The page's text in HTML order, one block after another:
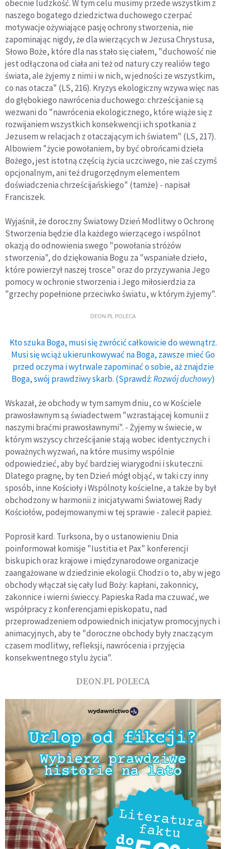
obecnie ludzkość. W tym celu musimy przede wszystkim z
naszego bogatego dziedzictwa duchowego czerpać
motywacje ożywiające pasję ochrony stworzenia, nie
zapominając nigdy, że dla wierzących w Jezusa Chrystusa,
Słowo Boże, które dla nas stało się ciałem, "duchowość nie
jest odłączona od ciała ani też od natury czy realiów tego
świata, ale żyjemy z nimi i w nich, w jedności ze wszystkim,
co nas otacza" (LS, 216). Kryzys ekologiczny wzywa więc nas
do głębokiego nawrócenia duchowego: chrześcijanie są
wezwani do "nawrócenia ekologicznego, które wiąże się z
rozwijaniem wszystkich konsekwencji ich spotkania z
Jezusem w relacjach z otaczającym ich światem" (LS, 217).
Albowiem "życie powołaniem, by być obrońcami dzieła
Bożego, jest istotną częścią życia uczciwego, nie zaś czymś
opcjonalnym, ani też drugorzędnym elementem
doświadczenia chrześcijańskiego" (tamże) - napisał
Franciszek.
Wyjaśnił, że doroczny Światowy Dzień Modlitwy o Ochronę
Stworzenia będzie dla każdego wierzącego i wspólnot
okazją do odnowienia swego "powołania stróżów
stworzenia", do dziękowania Bogu za "wspaniałe dzieło,
które powierzył naszej trosce" oraz do przyzywania Jego
pomocy w ochronie stworzenia i Jego miłosierdzia za
"grzechy popełnione przeciwko światu, w którym żyjemy".
DEON.PL POLECA
Kto szuka Boga, musi się zwrócić całkowicie do wewnątrz.
Musi się wciąż ukierunkowywać na Boga, zawsze mieć Go
przed oczyma i wytrwale zapominać o sobie, aż znajdzie
Boga, swój prawdziwy skarb. (Sprawdź:Rozwój duchowy)
Wskazał, że obchody w tym samym dniu, co w Kościele
prawosławnym są świadectwem "wzrastającej komunii z
naszymi braćmi prawosławnymi". - Żyjemy w świecie, w
którym wszyscy chrześcijanie stają wobec identycznych i
poważnych wyzwań, na które musimy wspólnie
odpowiedzieć, aby być bardziej wiarygodni i skuteczni.
Dlatego pragnę, by ten Dzień mógł objąć, w taki czy inny
sposób, inne Kościoły i Wspólnoty kościelne, a także by był
obchodzony w harmonii z inicjatywami Światowej Rady
Kościołów, podejmowanymi w tej sprawie - zalecił papież.
Poprosił kard. Turksona, by o ustanowieniu Dnia
poinformował komisje "Iustitia et Pax" konferencji
biskupich oraz krajowe i międzynarodowe organizacje
zaangażowane w dziedzinie ekologii. Chodzi o to, aby w jego
obchody włączał się cały lud Boży: kapłani, zakonnicy,
zakonnice i wierni świeccy. Papieska Rada ma czuwać, we
współpracy z konferencjami episkopatu, nad
przeprowadzeniem odpowiednich inicjatyw promocyjnych i
animacyjnych, aby te "doroczne obchody były znaczącym
czasem modlitwy, refleksji, nawrócenia i przyjęcia
konsekwentnego stylu życia".
DEON.PL POLECA